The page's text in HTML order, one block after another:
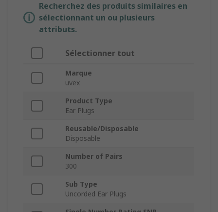
Recherchez des produits similaires en
sélectionnant un ou plusieurs
attributs.
Sélectionner tout
Marque
uvex
Product Type
Ear Plugs
Reusable/Disposable
Disposable
Number of Pairs
300
Sub Type
Uncorded Ear Plugs